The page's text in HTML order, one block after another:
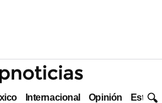
Internacional Opinión Estilo